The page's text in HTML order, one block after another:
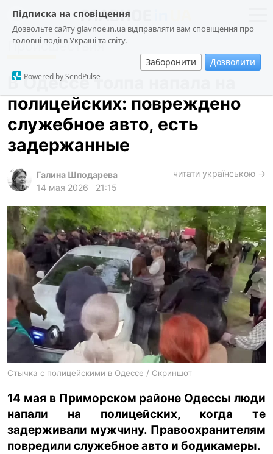
Підписка на сповіщення
Дозвольте сайту glavnoe.in.ua відправляти вам сповіщення про
головні події в Україні та світу.
Заборонити Дозволити
Powered by SendPulse
новости
о проекте
общество
происшествия
криминал
харьков
архив
gambling
ua
Происшествия
В Одессе толпа напала на
полицейских: повреждено
служебное авто, есть
задержанные
Галина Шподарева
14 мая 2026
21:15
читати українською →
Стычка с полицейскими в Одессе / Скриншот
14 мая в Приморском районе Одессы люди
напали на полицейских, когда те
задерживали мужчину. Правоохранителям
повредили служебное авто и бодикамеры.